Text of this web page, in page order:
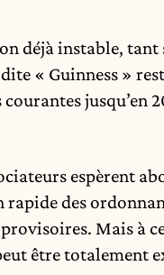
déjà instable,
« Guinness »
jusqu’en
espèrent
des
Mais à
être totalement